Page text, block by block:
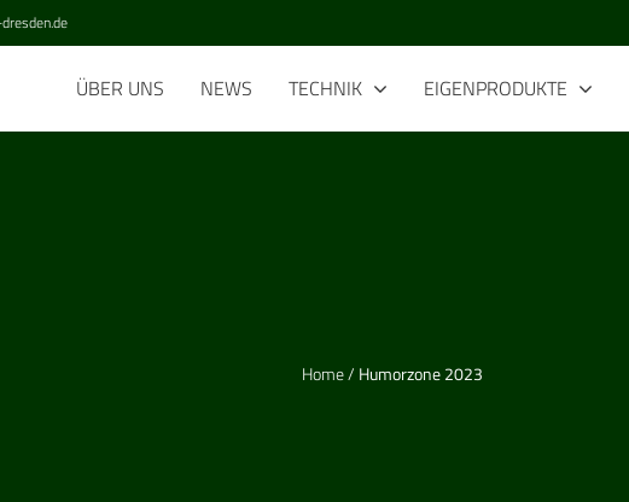
ÜBER UNS NEWS TECHNIK EIGENPRODUKTE
Home/ Humorzone 2023